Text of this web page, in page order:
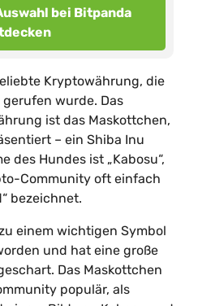
bei Bitpanda
Kryptowährung, die
wurde. Das
ist das Maskottchen,
– ein Shiba Inu
des Hundes ist „Kabosu“,
Community oft einfach
bezeichnet.
einem wichtigen Symbol
und hat eine große
Das Maskottchen
populär, als